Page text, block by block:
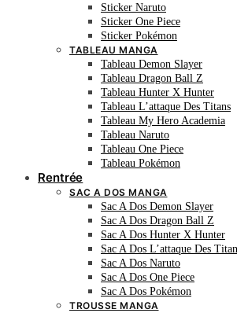
Sticker Naruto
Sticker One Piece
Sticker Pokémon
TABLEAU MANGA
Tableau Demon Slayer
Tableau Dragon Ball Z
Tableau Hunter X Hunter
Tableau L’attaque Des Titans
Tableau My Hero Academia
Tableau Naruto
Tableau One Piece
Tableau Pokémon
Rentrée
SAC A DOS MANGA
Sac A Dos Demon Slayer
Sac A Dos Dragon Ball Z
Sac A Dos Hunter X Hunter
Sac A Dos L’attaque Des
Sac A Dos Naruto
Sac A Dos One Piece
Sac A Dos Pokémon
TROUSSE MANGA